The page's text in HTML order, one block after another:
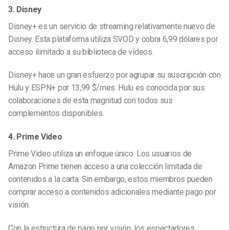
3. Disney
Disney+ es un servicio de streaming relativamente nuevo de
Disney. Esta plataforma utiliza SVOD y cobra 6,99 dólares por
acceso ilimitado a su biblioteca de vídeos.
Disney+ hace un gran esfuerzo por agrupar su suscripción con
Hulu y ESPN+ por 13,99 $/mes. Hulu es conocida por sus
colaboraciones de esta magnitud con todos sus
complementos disponibles.
4. Prime Video
Prime Video utiliza un enfoque único. Los usuarios de
Amazon Prime tienen acceso a una colección limitada de
contenidos a la carta. Sin embargo, estos miembros pueden
comprar acceso a contenidos adicionales mediante pago por
visión.